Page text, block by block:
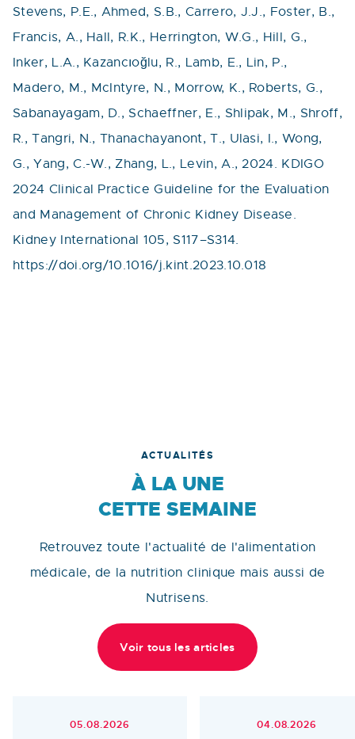
Stevens, P.E., Ahmed, S.B., Carrero, J.J., Foster, B.,
Francis, A., Hall, R.K., Herrington, W.G., Hill, G.,
Inker, L.A., Kazancıoğlu, R., Lamb, E., Lin, P.,
Madero, M., McIntyre, N., Morrow, K., Roberts, G.,
Sabanayagam, D., Schaeffner, E., Shlipak, M., Shroff,
R., Tangri, N., Thanachayanont, T., Ulasi, I., Wong,
G., Yang, C.-W., Zhang, L., Levin, A., 2024. KDIGO
2024 Clinical Practice Guideline for the Evaluation
and Management of Chronic Kidney Disease.
Kidney International 105, S117–S314.
https://doi.org/10.1016/j.kint.2023.10.018
ACTUALITÉS
À LA UNE
CETTE SEMAINE
Retrouvez toute l'actualité de l'alimentation
médicale, de la nutrition clinique mais aussi de
Nutrisens.
Voir tous les articles
05.08.2026 04.08.2026